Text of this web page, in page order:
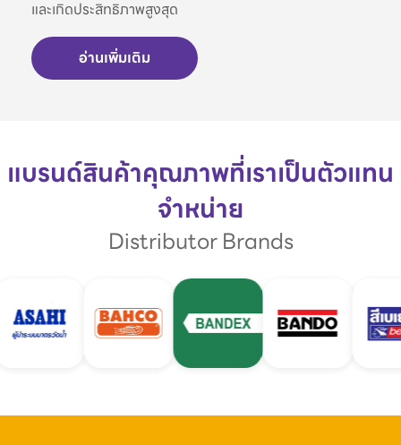
และเกิดประสิทธิภาพสูงสุด
อ่านเพิ่มเติม
แบรนด์สินค้าคุณภาพที่เราเป็นตัวแทน
จำหน่าย
Distributor Brands